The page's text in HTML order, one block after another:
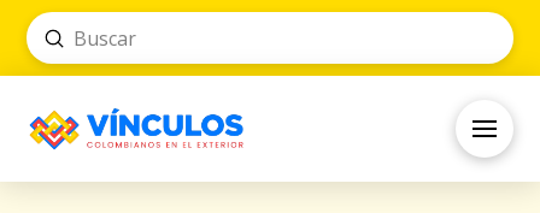
Search
Submit